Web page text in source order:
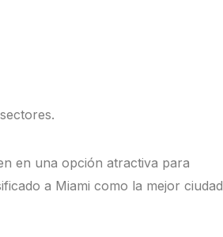
en una opción atractiva para
a Miami como la mejor ciudad